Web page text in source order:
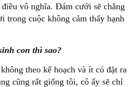
vô nghĩa. Đám cưới sẽ chẳng
trong cuộc không cảm thấy hạnh
con thì sao?
theo kế hoạch và ít có đặt ra
cũng rất giống tôi, cô ấy sẽ chỉ